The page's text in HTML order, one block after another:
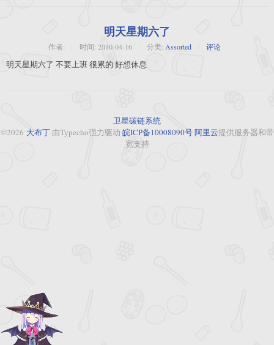
明天星期六了
作者: 时间: 2010-04-16 分类: Assorted 评论
明天星期六了 不要上班 很累的 好想休息
卫星碳链系统
©2026 大布丁由Typecho强力驱动 皖ICP备10008090号阿里云提供服务器和带
宽支持